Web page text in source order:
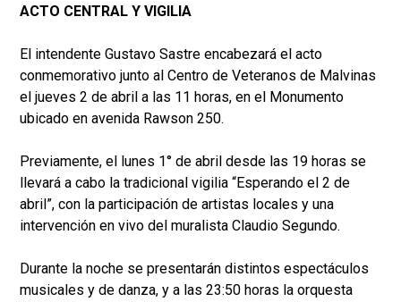
ACTO CENTRAL Y VIGILIA
El intendente Gustavo Sastre encabezará el acto
conmemorativo junto al Centro de Veteranos de Malvinas
el jueves 2 de abril a las 11 horas, en el Monumento
ubicado en avenida Rawson 250.
Previamente, el lunes 1° de abril desde las 19 horas se
llevará a cabo la tradicional vigilia “Esperando el 2 de
abril”, con la participación de artistas locales y una
intervención en vivo del muralista Claudio Segundo.
Durante la noche se presentarán distintos espectáculos
musicales y de danza, y a las 23:50 horas la orquesta